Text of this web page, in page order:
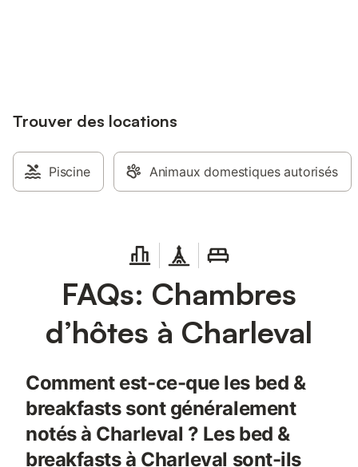
Trouver des locations
Piscine Animaux domestiques autorisés
FAQs: Chambres
d’hôtes à Charleval
Comment est-ce-que les bed &
breakfasts sont généralement
notés à Charleval ? Les bed &
breakfasts à Charleval sont-ils